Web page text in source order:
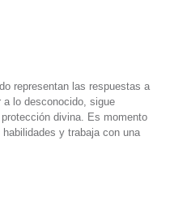
representan las respuestas a
lo desconocido, sigue
divina. Es momento
y trabaja con una